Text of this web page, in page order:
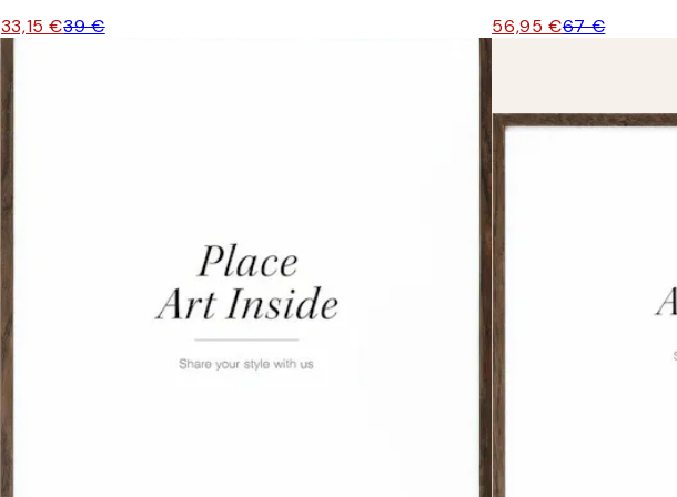
33,15 €39 € 56,95 €67 €